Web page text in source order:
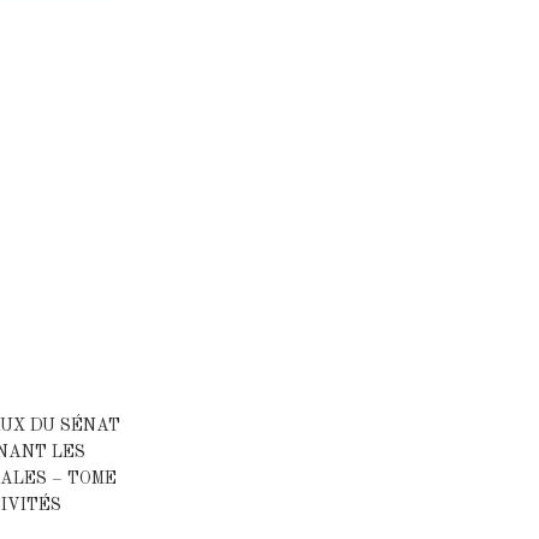
DU SÉNAT
LES
– TOME